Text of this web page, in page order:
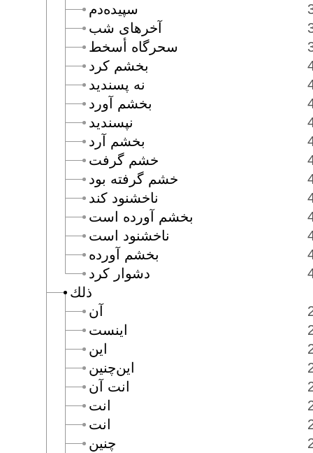
ذلك
سپيده‌دم
آخرهاى شب
سحرگاه أسخط
بخشم كرد
نه پسنديد
بخشم آورد
نپسنديد
بخشم آرد
خشم گرفت
خشم گرفته بود
ناخشنود كند
بخشم آورده است
ناخشنود است
بخشم آورده
دشوار كرد
آن
اينست
اين
اين‌چنين
انت آن
انت
انت
چنين